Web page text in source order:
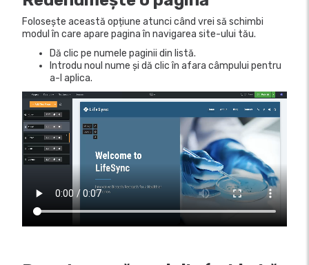
Folosește această opțiune atunci când vrei să schimbi
modul în care apare pagina în navigarea site-ului tău.
Dă clic pe numele paginii din listă.
Introdu noul nume și dă clic în afara câmpului pentru
a-l aplica.